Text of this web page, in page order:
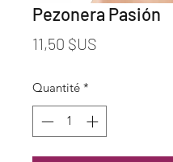
Pezonera Pasión
11,50 $US
Quantité *